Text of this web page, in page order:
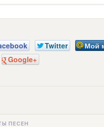
Twitter
Мой
Google+
ПЕСЕН